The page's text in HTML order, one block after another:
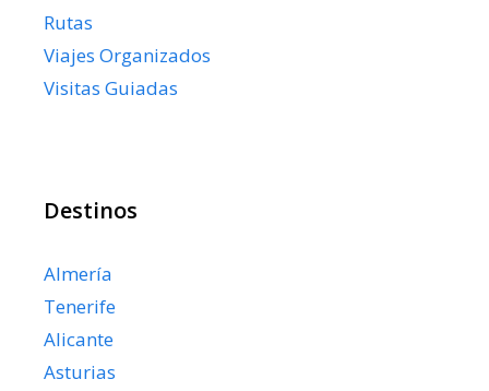
Rutas
Viajes Organizados
Visitas Guiadas
Destinos
Almería
Tenerife
Alicante
Asturias